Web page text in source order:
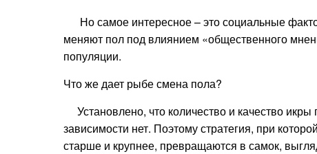
Но самое интересное – это социальные
меняют пол под влиянием «общественного
популяции.
Что же дает рыбе смена пола?
Установлено, что количество и качество
зависимости нет. Поэтому стратегия, при
старше и крупнее, превращаются в самок,